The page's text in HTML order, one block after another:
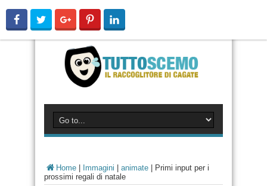
Home Immagini animate
Primi input per i
prossimi regali di natale